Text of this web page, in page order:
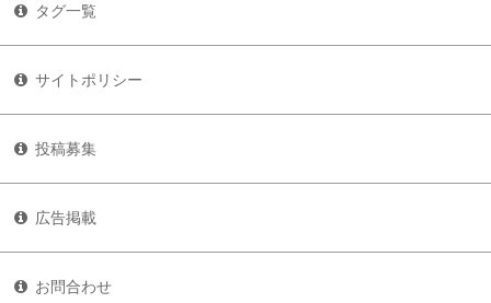
タグ一覧
サイトポリシー
投稿募集
広告掲載
お問合わせ